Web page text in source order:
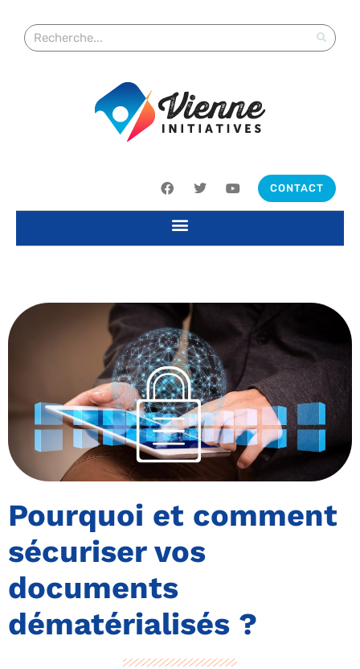
CONTACT
Pourquoi et comment
sécuriser vos
documents
dématérialisés ?